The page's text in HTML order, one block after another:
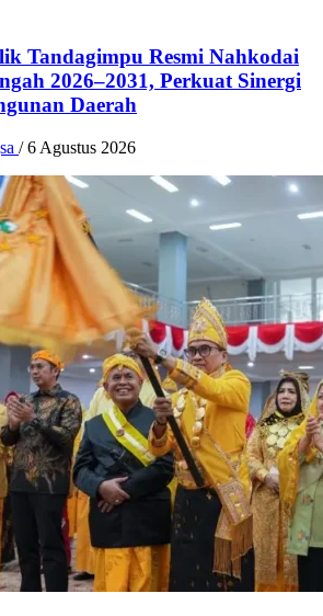
Tandagimpu Resmi Nahkodai
2026–2031, Perkuat Sinergi
Daerah
/ 6 Agustus 2026